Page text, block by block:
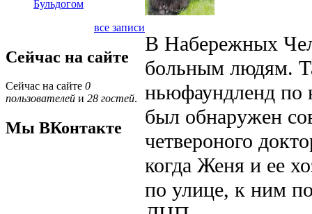
Бульдогом
все записи
Сейчас на сайте
Сейчас на сайте 0
пользователей и 28 гостей.
Мы ВКонтакте
В Набережных
больным людям.
ньюфаундленд по
был обнаружен
четвероного
когда Женя и ее
по улице, к ним